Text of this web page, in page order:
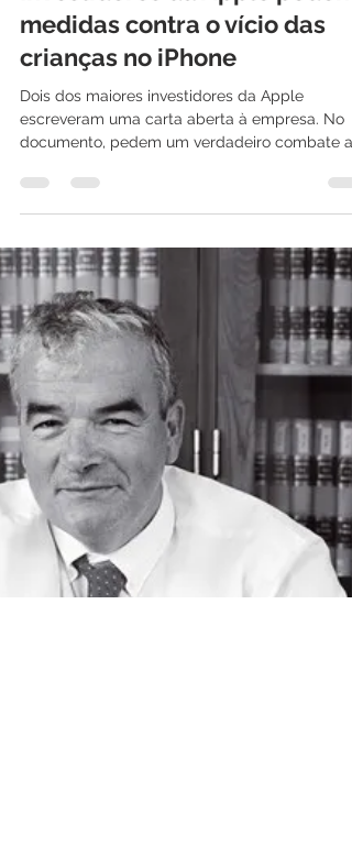
Tiago Silva
22 de jan. de 2018
2 min de leitura
Investidores da Apple pedem
medidas contra o vício das
crianças no iPhone
Dois dos maiores investidores da Apple
escreveram uma carta aberta à empresa. No
documento, pedem um verdadeiro combate ao
vício das...